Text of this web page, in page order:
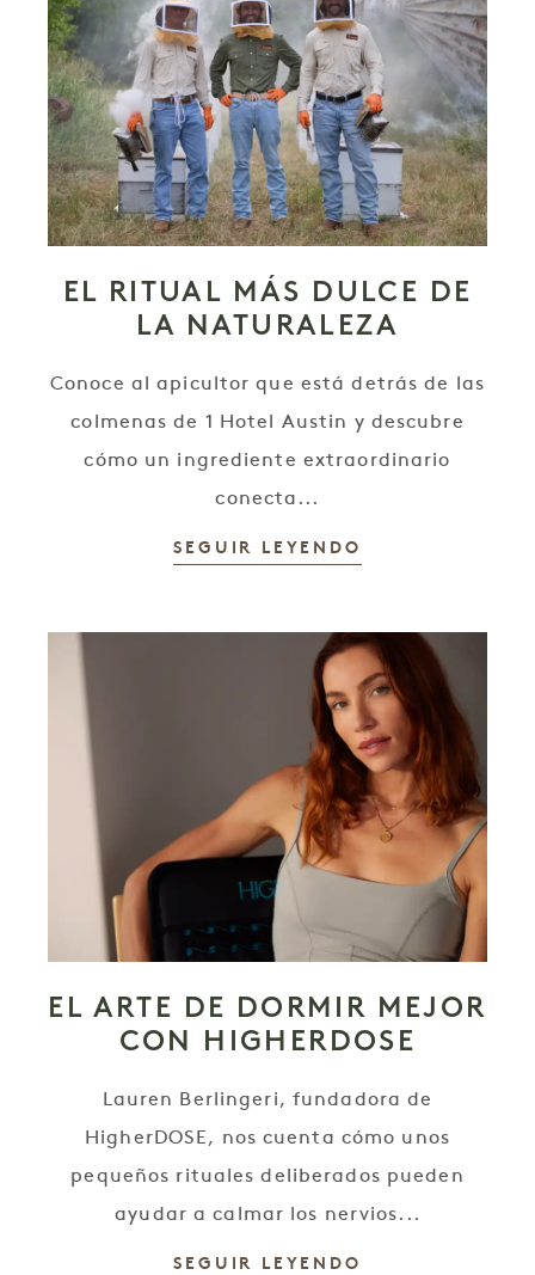
EL RITUAL MÁS DULCE DE
LA NATURALEZA
Conoce al apicultor que está detrás de las
colmenas de 1 Hotel Austin y descubre
cómo un ingrediente extraordinario
conecta...
SEGUIR LEYENDO
EL ARTE DE DORMIR MEJOR
CON HIGHERDOSE
Lauren Berlingeri, fundadora de
HigherDOSE, nos cuenta cómo unos
pequeños rituales deliberados pueden
ayudar a calmar los nervios...
SEGUIR LEYENDO